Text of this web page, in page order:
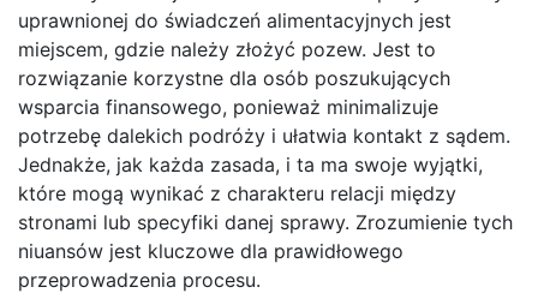
uprawnionej do świadczeń alimentacyjnych jest
miejscem, gdzie należy złożyć pozew. Jest to
rozwiązanie korzystne dla osób poszukujących
wsparcia finansowego, ponieważ minimalizuje
potrzebę dalekich podróży i ułatwia kontakt z sądem.
Jednakże, jak każda zasada, i ta ma swoje wyjątki,
które mogą wynikać z charakteru relacji między
stronami lub specyfiki danej sprawy. Zrozumienie tych
niuansów jest kluczowe dla prawidłowego
przeprowadzenia procesu.